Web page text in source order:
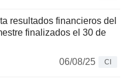
resultados financieros del
finalizados el 30 de
06/08/25
CI